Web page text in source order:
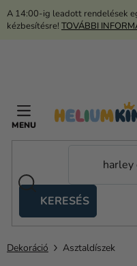
Ugrás
A 14:00-ig leadott rendelések
kézbesítésre! TOVÁBBI
KERESÉS
sátrak
Kanekalon
Dekoráció Asztaldíszek